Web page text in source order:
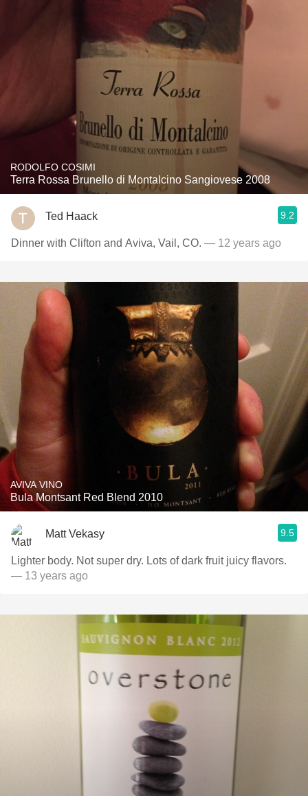
RODOLFO COSIMI
Terra Rossa Brunello di Montalcino Sangiovese 2008
Ted Haack 9.2
Dinner with Clifton and Aviva, Vail, CO. — 12 years ago
AVIVA VINO
Bula Montsant Red Blend 2010
Matt Vekasy 9.5
Lighter body. Not super dry. Lots of dark fruit juicy flavors.
— 13 years ago